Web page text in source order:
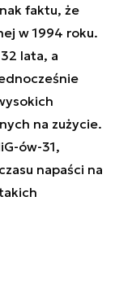
faktu, że
w 1994 roku.
lata, a
na zużycie.
ów-31,
napaści na